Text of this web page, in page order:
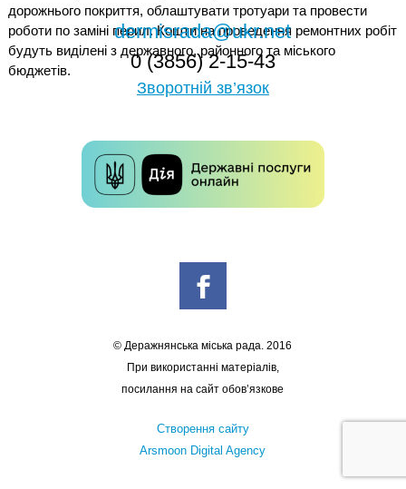
дорожнього покриття, облаштувати тротуари та провести
роботи по заміні перил. Кошти на проведення ремонтних робіт
будуть виділені з державного, районного та міського
бюджетів.
dermisrada@ukr.net
0 (3856) 2-15-43
Зворотній зв’язок
© Деражнянська міська рада. 2016
При використанні матеріалів,
посилання на сайт обов’язкове
Створення сайту
Arsmoon Digital Agency